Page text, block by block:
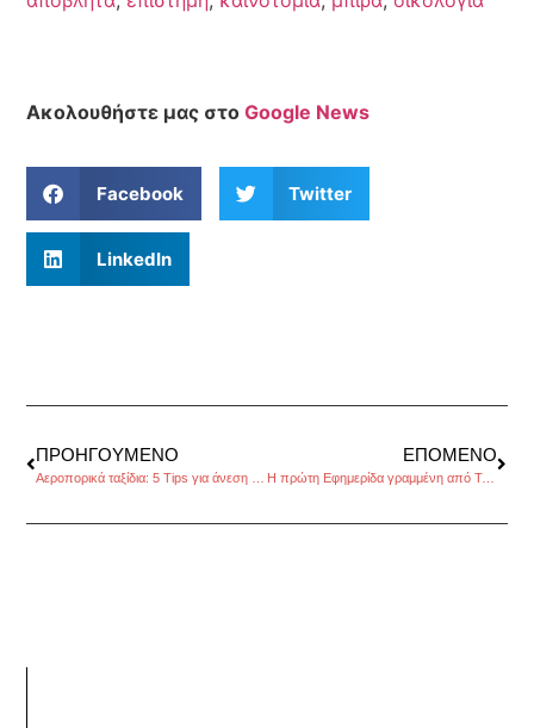
Ακολουθήστε μας στοGoogle News
Facebook Twitter
LinkedIn
ΠΡΟΗΓΟΎΜΕΝΟ
Αεροπορικά ταξίδια: 5 Tips για άνεση στην οικονομική θέση
ΕΠΌΜΕΝΟ
Η πρώτη Εφημερίδα γραμμένη από Τεχνητή Νοημοσύνη